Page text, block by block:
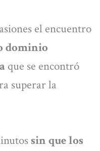
el encuentro
dominio
que se encontró
superar la
sin que los